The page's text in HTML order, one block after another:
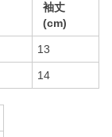
袖丈
(cm)
13
14